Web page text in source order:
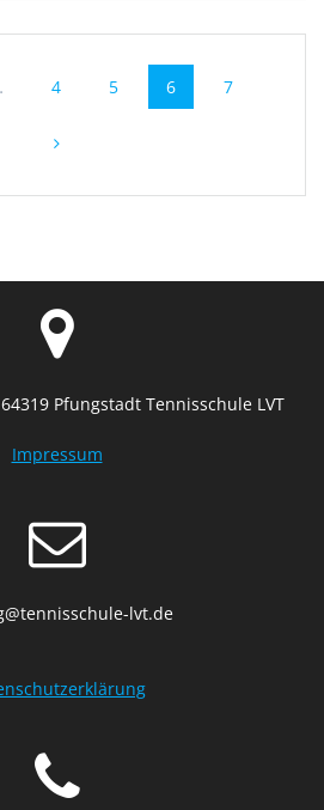
Seite
4 Seite
5 Seite
6 Seite
7
Pfungstadt Tennisschule LVT
Impressum
lvt.de